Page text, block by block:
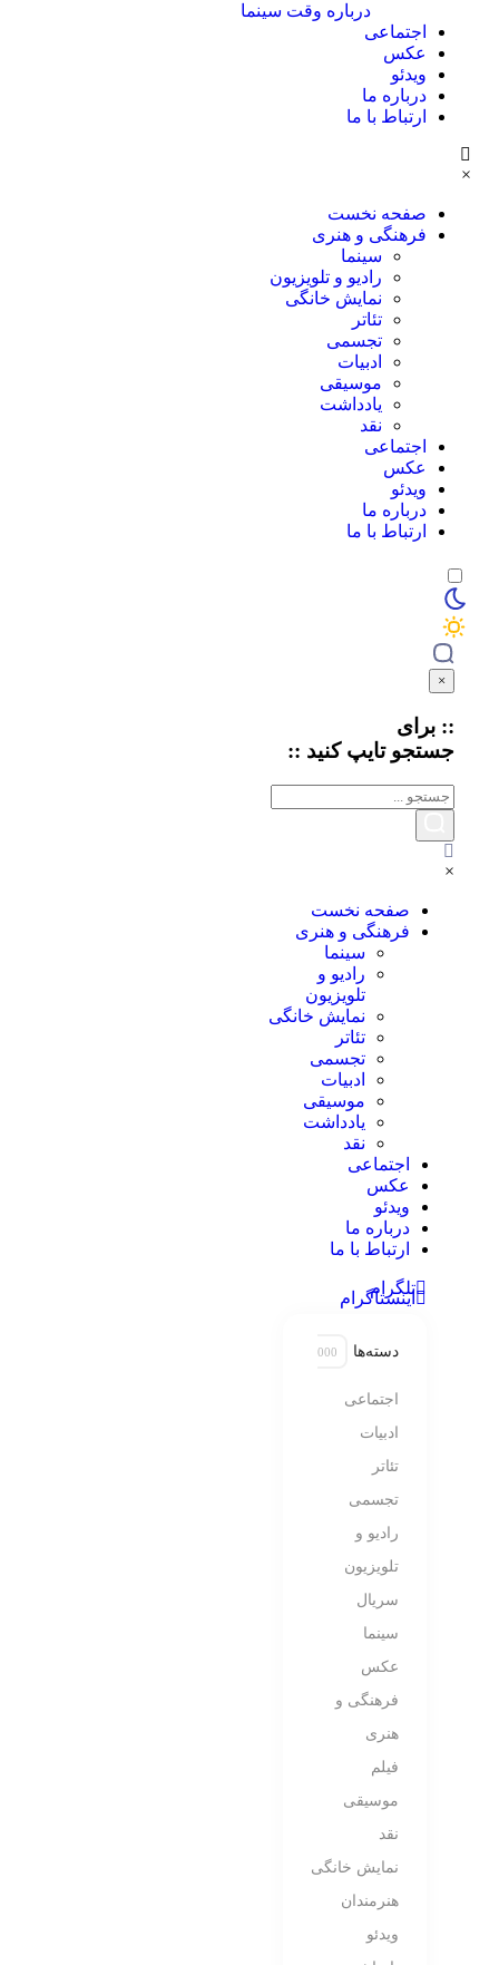
درباره وقت سینما
اجتماعی
عکس
ویدئو
درباره ما
ارتباط با ما
×
صفحه نخست
فرهنگی و هنری
سینما
رادیو و تلویزیون
نمایش خانگی
تئاتر
تجسمی
ادبیات
موسیقی
یادداشت
نقد
اجتماعی
عکس
ویدئو
درباره ما
ارتباط با ما
×
:: برای
جستجو تایپکنید ::
×
صفحه نخست
فرهنگی و هنری
سینما
رادیو و
تلویزیون
نمایش خانگی
تئاتر
تجسمی
ادبیات
موسیقی
یادداشت
نقد
اجتماعی
عکس
ویدئو
درباره ما
ارتباط با ما
تلگرام
اینستاگرام
دسته‌ها
اجتماعی
ادبیات
تئاتر
تجسمی
رادیو و
تلویزیون
سریال
سینما
عکس
فرهنگی و
هنری
فیلم
موسیقی
نقد
نمایش خانگی
هنرمندان
ویدئو